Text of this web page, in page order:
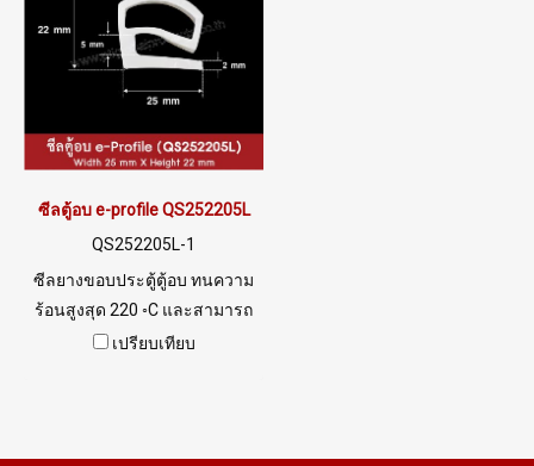
ซีลตู้อบ e-profile QS252205L
QS252205L-1
ซีลยางขอบประตู้ตู้อบ ทนความ
ร้อนสูงสุด 220 ◦C และสามารถ
ทนอุณหภูมิต่ำสุด -70 ◦C ฟู้ด
022577145 MB : 0926568846
เปรียบเทียบ